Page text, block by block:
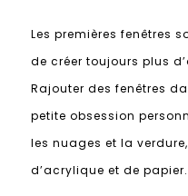
Les premières fenêtres
de créer toujours plus
Rajouter des fenêtres
petite obsession
les nuages et la
d’acrylique et de papier.